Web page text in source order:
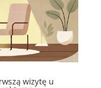
wizytę u